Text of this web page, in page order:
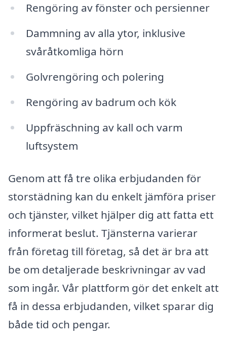
Rengöring av fönster och persienner
Dammning av alla ytor, inklusive
svåråtkomliga hörn
Golvrengöring och polering
Rengöring av badrum och kök
Uppfräschning av kall och varm
luftsystem
Genom att få tre olika erbjudanden för
storstädning kan du enkelt jämföra priser
och tjänster, vilket hjälper dig att fatta ett
informerat beslut. Tjänsterna varierar
från företag till företag, så det är bra att
be om detaljerade beskrivningar av vad
som ingår. Vår plattform gör det enkelt att
få in dessa erbjudanden, vilket sparar dig
både tid och pengar.